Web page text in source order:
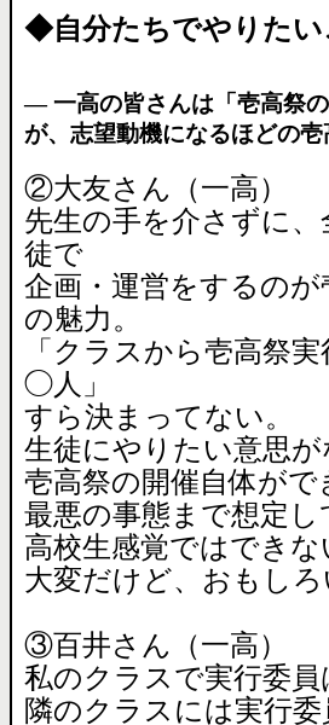
◆自分たちでやりたい
― 一高の皆さんは「壱高祭
が、志望動機になるほどの
②大友さん（一高）
先生の手を介さずに、
徒で
企画・運営をするのが
の魅力。
「クラスから壱高祭
◯人」
すら決まってない。
生徒にやりたい意思
壱高祭の開催自体がで
最悪の事態まで想定
高校生感覚ではでき
大変だけど、おもし
③百井さん（一高）
私のクラスで実行委
隣のクラスには実行